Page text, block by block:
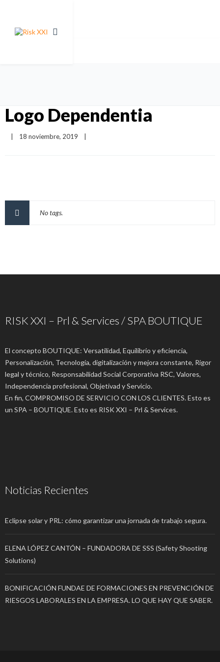
Logo Dependentia
18 noviembre, 2019
No tags.
RISK XXI – Prl & Services / SPA BOUTIQUE
El concepto BOUTIQUE: Versatilidad, Equilibrio y eficiencia,
Personalización, Tecnología, digitalización y mejora constante, Rigor
legal y técnico, Responsabilidad Social Corporativa RSC, Valores,
Independencia profesional, Objetivad y Servicio.
En fin, COMPROMISO DE SERVICIO CON LOS CLIENTES. Esto es
un SPA – BOUTIQUE. Esto es RISK XXI – Prl & Services.
Noticias Recientes
Eclipse solar y PRL: cómo garantizar una jornada de trabajo segura.
ELENA LÓPEZ CANTÓN – FUNDADORA DE SSS (Safety Shooting
Solutions)
BONIFICACIÓN FUNDAE DE FORMACIONES EN PREVENCIÓN DE
RIESGOS LABORALES EN LA EMPRESA. LO QUE HAY QUE SABER.